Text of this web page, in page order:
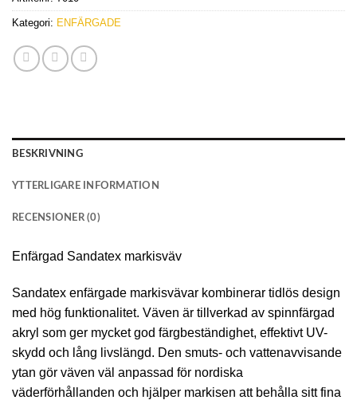
Kategori: ENFÄRGADE
BESKRIVNING
YTTERLIGARE INFORMATION
RECENSIONER (0)
Enfärgad Sandatex markisväv
Sandatex enfärgade markisvävar kombinerar tidlös design
med hög funktionalitet. Väven är tillverkad av spinnfärgad
akryl som ger mycket god färgbeständighet, effektivt UV-
skydd och lång livslängd. Den smuts- och vattenavvisande
ytan gör väven väl anpassad för nordiska
väderförhållanden och hjälper markisen att behålla sitt fina